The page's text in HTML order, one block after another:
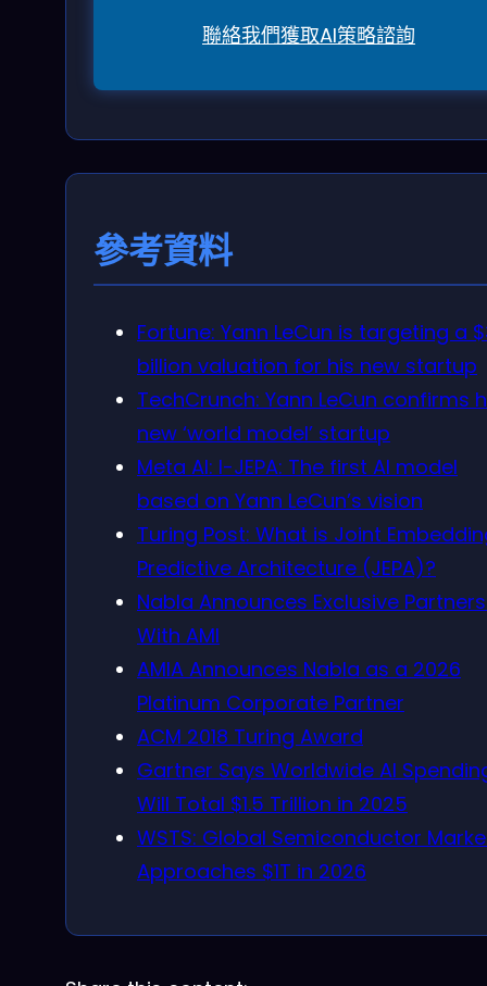
聯絡我們獲取AI策略諮詢
參考資料
Fortune: Yann LeCun is targeting a
billion valuation for his new startup
TechCrunch: Yann LeCun confirms
new ‘world model’ startup
Meta AI: I-JEPA: The first AI model
based on Yann LeCun’s vision
Turing Post: What is Joint
Predictive Architecture (JEPA)?
Nabla Announces Exclusive
With AMI
AMIA Announces Nabla as a 2026
Platinum Corporate Partner
ACM 2018 Turing Award
Gartner Says Worldwide AI
Will Total $1.5 Trillion in 2025
WSTS: Global Semiconductor
Approaches $1T in 2026